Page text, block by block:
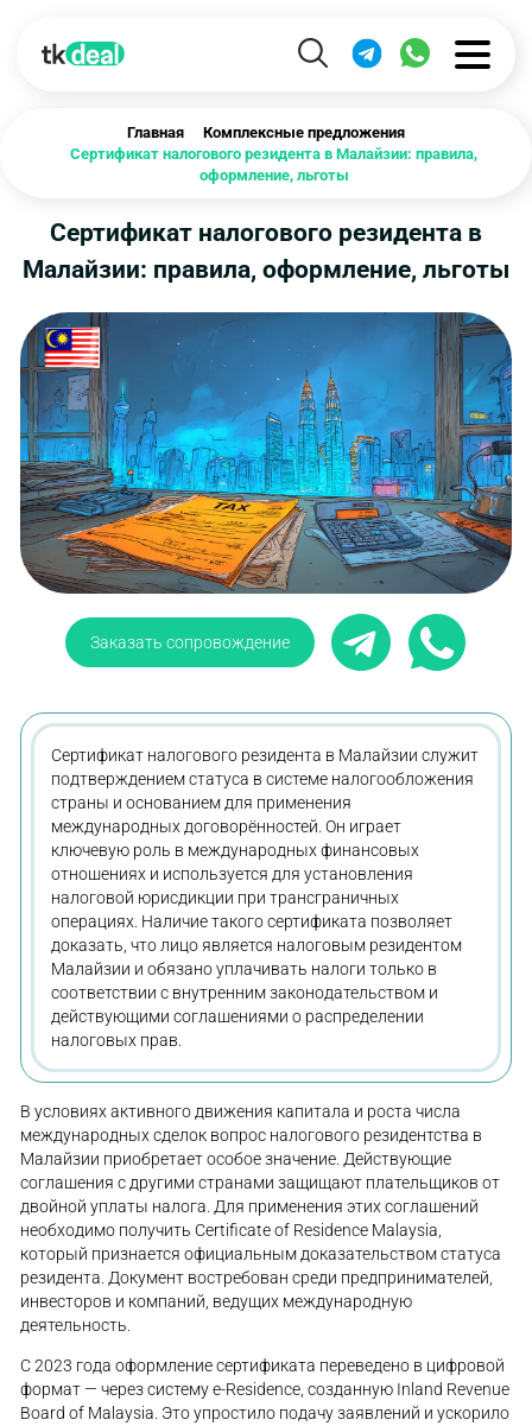
Главная
Комплексные предложения
Сертификат налогового резидента в Малайзии: правила,
оформление, льготы
Сертификат налогового резидента в
Малайзии: правила, оформление, льготы
Заказать сопровождение
Сертификат налогового резидента в Малайзии служит
подтверждением статуса в системе налогообложения
страны и основанием для применения
международных договорённостей. Он играет
ключевую роль в международных финансовых
отношениях и используется для установления
налоговой юрисдикции при трансграничных
операциях. Наличие такого сертификата позволяет
доказать, что лицо является налоговым резидентом
Малайзии и обязано уплачивать налоги только в
соответствии с внутренним законодательством и
действующими соглашениями о распределении
налоговых прав.
В условиях активного движения капитала и роста числа
международных сделок вопрос налогового резидентства в
Малайзии приобретает особое значение. Действующие
соглашения с другими странами защищают плательщиков от
двойной уплаты налога. Для применения этих соглашений
необходимо получить Certificate of Residence Malaysia,
который признается официальным доказательством статуса
резидента. Документ востребован среди предпринимателей,
инвесторов и компаний, ведущих международную
деятельность.
С 2023 года оформление сертификата переведено в цифровой
формат — через систему e-Residence, созданную Inland Revenue
Board of Malaysia. Это упростило подачу заявлений и ускорило